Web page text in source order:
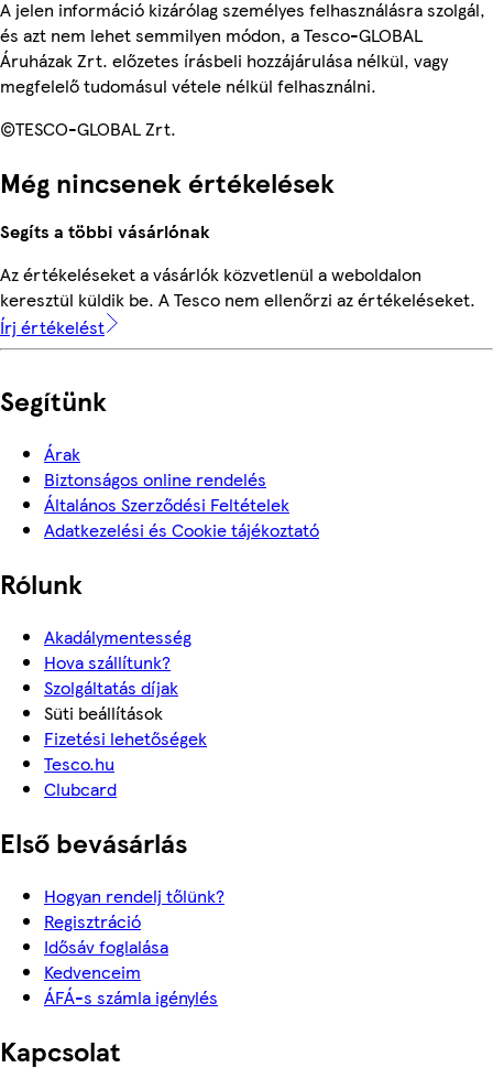
A jelen információ kizárólag személyes felhasználásra szolgál,
és azt nem lehet semmilyen módon, a Tesco-GLOBAL
Áruházak Zrt. előzetes írásbeli hozzájárulása nélkül, vagy
megfelelő tudomásul vétele nélkül felhasználni.
©TESCO-GLOBAL Zrt.
Még nincsenek értékelések
Segíts a többi vásárlónak
Az értékeléseket a vásárlók közvetlenül a weboldalon
keresztül küldik be. A Tesco nem ellenőrzi az értékeléseket.
Írj értékelést
Segítünk
Árak
Biztonságos online rendelés
Általános Szerződési Feltételek
Adatkezelési és Cookie tájékoztató
Rólunk
Akadálymentesség
Hova szállítunk?
Szolgáltatás díjak
Süti beállítások
Fizetési lehetőségek
Tesco.hu
Clubcard
Első bevásárlás
Hogyan rendelj tőlünk?
Regisztráció
Idősáv foglalása
Kedvenceim
ÁFÁ-s számla igénylés
Kapcsolat